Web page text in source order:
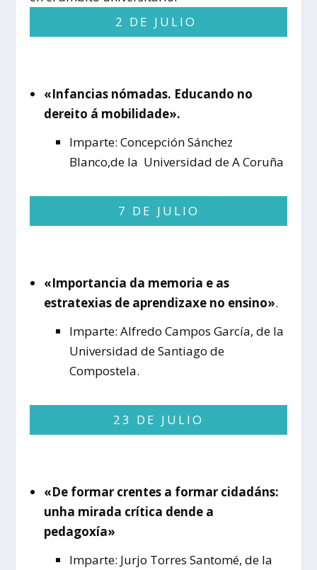
2 DE JULIO
«Infancias nómadas. Educando no
dereito á mobilidade».
Imparte: Concepción Sánchez
Blanco,de la Universidad de A Coruña
7 DE JULIO
«Importancia da memoria e as
estratexias de aprendizaxe no ensino».
Imparte: Alfredo Campos García, de la
Universidad de Santiago de
Compostela.
23 DE JULIO
«De formar crentes a formar cidadáns:
unha mirada crítica dende a
pedagoxía»
Imparte: Jurjo Torres Santomé, de la